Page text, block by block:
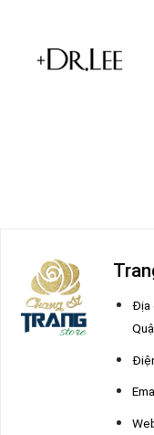
Địa